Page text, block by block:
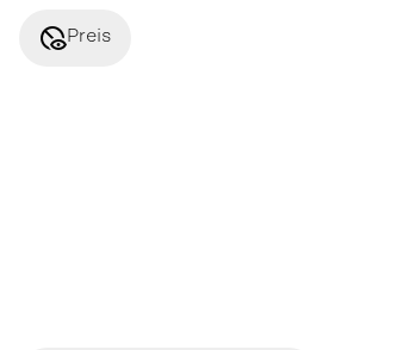
disabled_visiblePreis